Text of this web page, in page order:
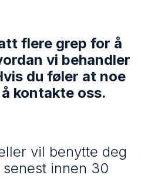
flere grep for å
vi behandler
du føler at noe
kontakte oss.
vil benytte deg
innen 30